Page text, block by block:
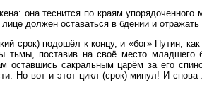
она теснится по краям
должен оставаться в бдении и
срок) подошёл к концу, и «бог» Путин,
тьмы, поставив на своё место младшего
оставшись сакральным царём за его
Но вот и этот цикл (срок) минул! И